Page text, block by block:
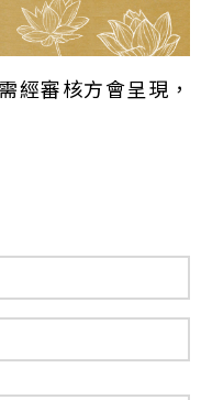
經審核方會呈現，